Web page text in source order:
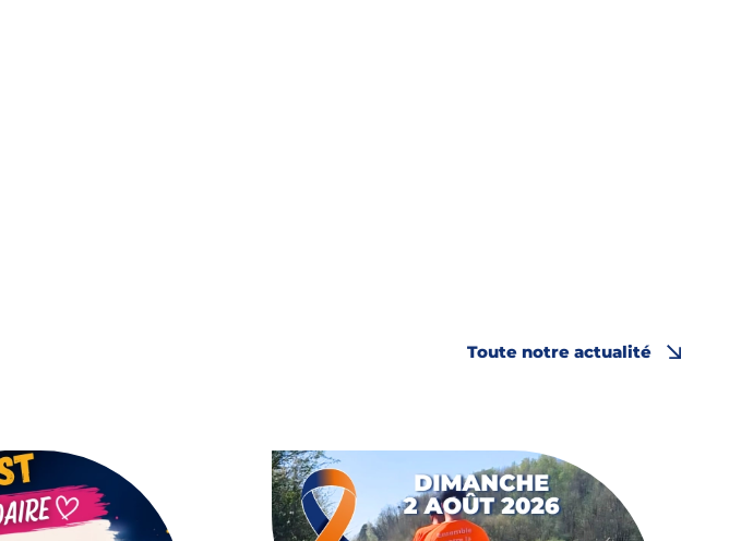
Toute notre actualité